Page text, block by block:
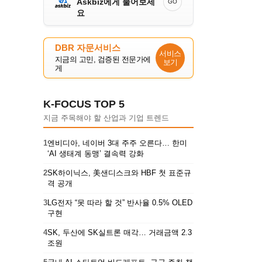
요
GO
DBR 자문서비스
지금의 고민, 검증된 전문가에
게
서비스
보기
K-FOCUS TOP 5
지금 주목해야 할 산업과 기업 트렌드
1엔비디아, 네이버 3대 주주 오른다… 한미
‘AI 생태계 동맹’ 결속력 강화
2SK하이닉스, 美샌디스크와 HBF 첫 표준규
격 공개
3LG전자 “못 따라 할 것” 반사율 0.5% OLED
구현
4SK, 두산에 SK실트론 매각… 거래금액 2.3
조원